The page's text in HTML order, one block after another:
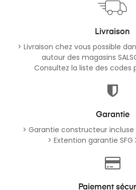
Livraison
> Livraison chez vous possible
autour des magasins
Consultez la liste des codes
Garantie
> Garantie constructeur
> Extention garantie
Paiement